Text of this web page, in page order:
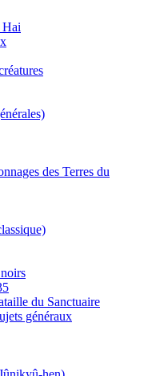
Hai
des Terres du
du Sanctuaire
généraux